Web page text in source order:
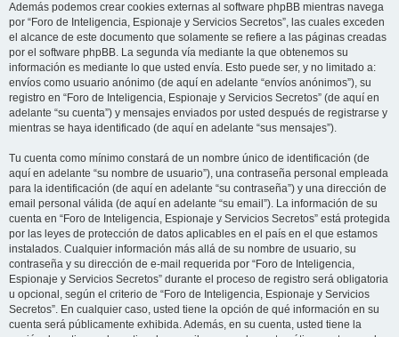
Además podemos crear cookies externas al software phpBB mientras navega
por “Foro de Inteligencia, Espionaje y Servicios Secretos”, las cuales exceden
el alcance de este documento que solamente se refiere a las páginas creadas
por el software phpBB. La segunda vía mediante la que obtenemos su
información es mediante lo que usted envía. Esto puede ser, y no limitado a:
envíos como usuario anónimo (de aquí en adelante “envíos anónimos”), su
registro en “Foro de Inteligencia, Espionaje y Servicios Secretos” (de aquí en
adelante “su cuenta”) y mensajes enviados por usted después de registrarse y
mientras se haya identificado (de aquí en adelante “sus mensajes”).
Tu cuenta como mínimo constará de un nombre único de identificación (de
aquí en adelante “su nombre de usuario”), una contraseña personal empleada
para la identificación (de aquí en adelante “su contraseña”) y una dirección de
email personal válida (de aquí en adelante “su email”). La información de su
cuenta en “Foro de Inteligencia, Espionaje y Servicios Secretos” está protegida
por las leyes de protección de datos aplicables en el país en el que estamos
instalados. Cualquier información más allá de su nombre de usuario, su
contraseña y su dirección de e-mail requerida por “Foro de Inteligencia,
Espionaje y Servicios Secretos” durante el proceso de registro será obligatoria
u opcional, según el criterio de “Foro de Inteligencia, Espionaje y Servicios
Secretos”. En cualquier caso, usted tiene la opción de qué información en su
cuenta será públicamente exhibida. Además, en su cuenta, usted tiene la